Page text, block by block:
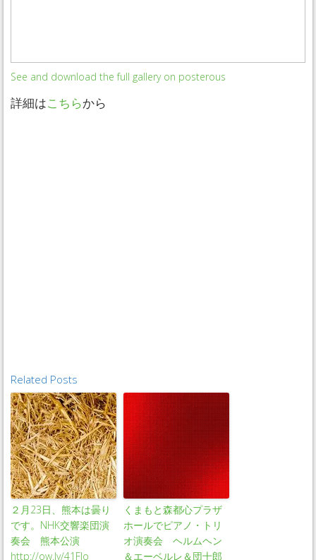
See and download the full gallery on posterous
詳細はこちらから
Related Posts
２月23日、熊本は曇り
です。NHK交響楽団演
奏会 熊本公演
http://ow.ly/41FIo
くまもと森都心プラザ
ホールでピアノ・トリ
オ演奏会 ヘルムヘン
＆エーベルレ＆団十郎